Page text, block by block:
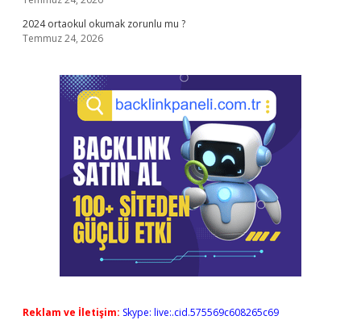
2024 ortaokul okumak zorunlu mu ?
Temmuz 24, 2026
Reklam ve İletişim: Skype: live:.cid.575569c608265c69